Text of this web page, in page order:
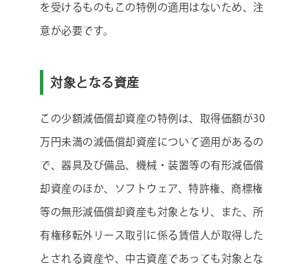
を受けるものもこの特例の適用はないため、注
意が必要です。
対象となる資産
この少額減価償却資産の特例は、取得価額が30
万円未満の減価償却資産について適用があるの
で、器具及び備品、機械・装置等の有形減価償
却資産のほか、ソフトウェア、特許権、商標権
等の無形減価償却資産も対象となり、また、所
有権移転外リース取引に係る賃借人が取得した
とされる資産や、中古資産であっても対象とな